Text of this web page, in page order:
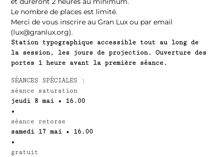
Le nombre de places est limité.
Merci de vous inscrire au Gran Lux ou par email
(lux@granlux.org).
Station typographique accessible tout au long de
la session, les jours de projection. Ouverture des
portes 1 heure avant la première séance.
SÉANCES SPÉCIALES :
séance saturation
jeudi 8 mai • 16.00
•
séance retorse
samedi 17 mai • 16.00
•
gratuit